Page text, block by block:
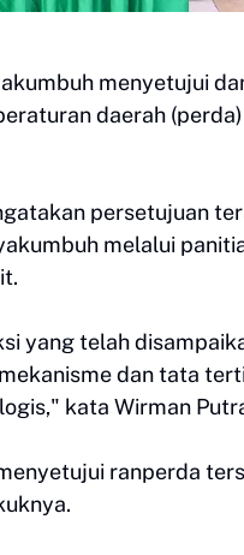
menyetujui
daerah
persetujuan
melalui
yang telah
dan tata
kata Wirman
ranperda